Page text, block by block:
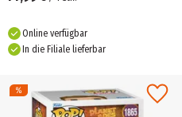
Online verfügbar
In die Filiale lieferbar